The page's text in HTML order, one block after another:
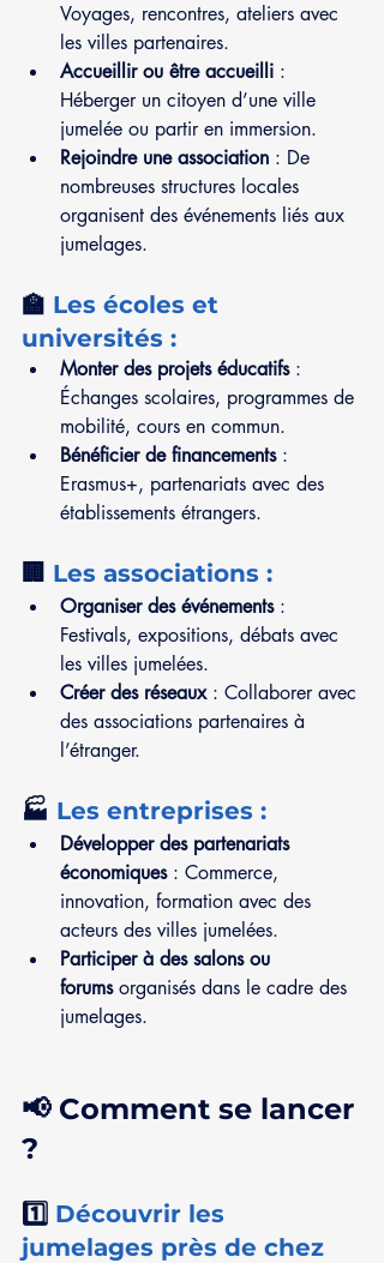
Voyages, rencontres, ateliers avec
les villes partenaires.
Accueillir ou être accueilli :
Héberger un citoyen d’une ville
jumelée ou partir en immersion.
Rejoindre une association : De
nombreuses structures locales
organisent des événements liés aux
jumelages.
🏫 Les écoles et
universités :
Monter des projets éducatifs :
Échanges scolaires, programmes de
mobilité, cours en commun.
Bénéficier de financements :
Erasmus+, partenariats avec des
établissements étrangers.
🏢 Les associations :
Organiser des événements :
Festivals, expositions, débats avec
les villes jumelées.
Créer des réseaux : Collaborer avec
des associations partenaires à
l’étranger.
🏭 Les entreprises :
Développer des partenariats
économiques : Commerce,
innovation, formation avec des
acteurs des villes jumelées.
Participer à des salons ou
forums organisés dans le cadre des
jumelages.
📢 Comment se lancer
?
1️⃣ Découvrir les
jumelages près de chez